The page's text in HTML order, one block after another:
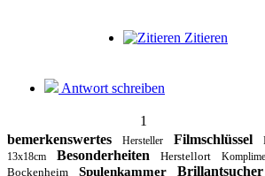
Zitieren
Antwort schreiben
1
bemerkenswertes
Hersteller Filmschlüssel
13x18cm Besonderheiten Herstellort
Bockenheim Spulenkammer Brillantsucher